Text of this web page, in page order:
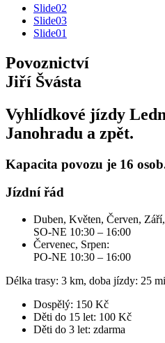
Slide02
Slide03
Slide01
Povoznictví
Jiří Švásta
Vyhlídkové jízdy
Janohradu a zpět.
Kapacita povozu je 16
Jízdní řád
Duben, Květen, Červen,
SO-NE 10:30 – 16:00
Červenec, Srpen:
PO-NE 10:30 – 16:00
Délka trasy: 3 km, doba jízdy: 25
Dospělý: 150 Kč
Děti do 15 let: 100 Kč
Děti do 3 let: zdarma